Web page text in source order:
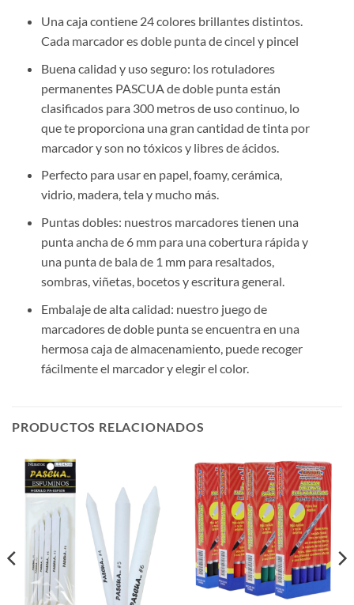
Una caja contiene 24 colores brillantes distintos.
Cada marcador es doble punta de cincel y pincel
Buena calidad y uso seguro: los rotuladores
permanentes PASCUA de doble punta están
clasificados para 300 metros de uso continuo, lo
que te proporciona una gran cantidad de tinta por
marcador y son no tóxicos y libres de ácidos.
Perfecto para usar en papel, foamy, cerámica,
vidrio, madera, tela y mucho más.
Puntas dobles: nuestros marcadores tienen una
punta ancha de 6 mm para una cobertura rápida y
una punta de bala de 1 mm para resaltados,
sombras, viñetas, bocetos y escritura general.
Embalaje de alta calidad: nuestro juego de
marcadores de doble punta se encuentra en una
hermosa caja de almacenamiento, puede recoger
fácilmente el marcador y elegir el color.
PRODUCTOS RELACIONADOS